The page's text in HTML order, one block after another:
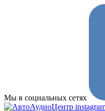
Мы в социальных сетях